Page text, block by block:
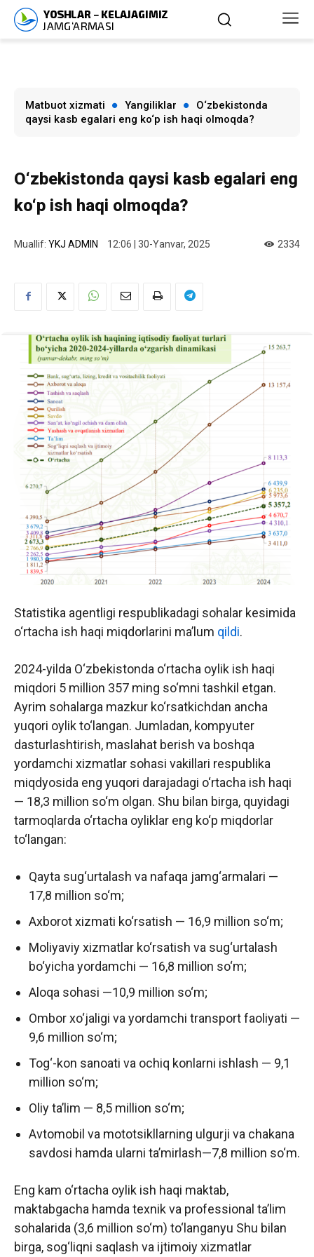
Matbuot xizmati Yangiliklar
O‘zbekistonda
qaysi kasb egalari eng ko‘p ish haqi olmoqda?
O‘zbekistonda qaysi kasb egalari eng
ko‘p ish haqi olmoqda?
Muallif: YKJ ADMIN 12:06 | 30-Yanvar, 2025 2334
Statistika agentligi respublikadagi sohalar kesimida
o‘rtacha ish haqi miqdorlarini maʼlum qildi.
2024-yilda O‘zbekistonda o‘rtacha oylik ish haqi
miqdori 5 million 357 ming so‘mni tashkil etgan.
Ayrim sohalarga mazkur ko‘rsatkichdan ancha
yuqori oylik to‘langan. Jumladan, kompyuter
dasturlashtirish, maslahat berish va boshqa
yordamchi xizmatlar sohasi vakillari respublika
miqdyosida eng yuqori darajadagi o‘rtacha ish haqi
— 18,3 million so‘m olgan. Shu bilan birga, quyidagi
tarmoqlarda o‘rtacha oyliklar eng ko‘p miqdorlar
to‘langan:
Qayta sug‘urtalash va nafaqa jamg‘armalari —
17,8 million so‘m;
Axborot xizmati ko‘rsatish — 16,9 million so‘m;
Moliyaviy xizmatlar ko‘rsatish va sug‘urtalash
bo‘yicha yordamchi — 16,8 million so‘m;
Aloqa sohasi —10,9 million so‘m;
Ombor xo‘jaligi va yordamchi transport faoliyati —
9,6 million so‘m;
Tog‘-kon sanoati va ochiq konlarni ishlash — 9,1
million so‘m;
Oliy taʼlim — 8,5 million so‘m;
Avtomobil va mototsikllarning ulgurji va chakana
savdosi hamda ularni taʼmirlash—7,8 million so‘m.
Eng kam o‘rtacha oylik ish haqi maktab,
maktabgacha hamda texnik va professional taʼlim
sohalarida (3,6 million so‘m) to‘langanyu Shu bilan
birga, sog‘liqni saqlash va ijtimoiy xizmatlar